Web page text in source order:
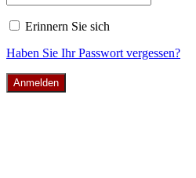
Erinnern Sie sich
Haben Sie Ihr Passwort vergessen?